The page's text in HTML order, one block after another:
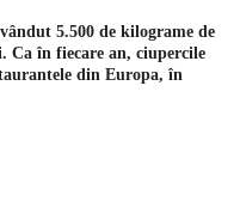
5.500 de kilograme de
Ca în fiecare an, ciupercile
din Europa, în